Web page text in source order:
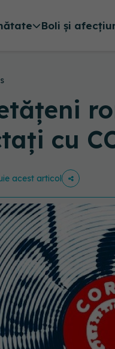
Boli și
cu
acest articol